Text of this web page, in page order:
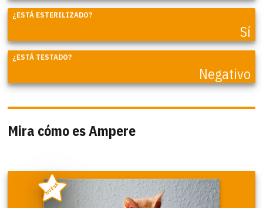
¿ESTÁ ESTERILIZADO?
Sí
¿ESTÁ TESTADO?
Negativo
Mira cómo es Ampere
NUEVA